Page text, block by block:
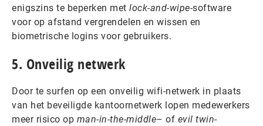
enigszins te beperken met lock-and-wipe-software
voor op afstand vergrendelen en wissen en
biometrische logins voor gebruikers.
5. Onveilig netwerk
Door te surfen op een onveilig wifi-netwerk in plaats
van het beveiligde kantoornetwerk lopen medewerkers
meer risico op man-in-the-middle– of evil twin-